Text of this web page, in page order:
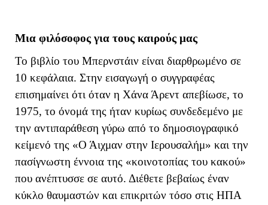
Μια φιλόσοφος για τους καιρούς μας
Το βιβλίο του Μπερνστάιν είναι διαρθρωμένο σε
10 κεφάλαια. Στην εισαγωγή ο συγγραφέας
επισημαίνει ότι όταν η Χάνα Άρεντ απεβίωσε, το
1975, το όνομά της ήταν κυρίως συνδεδεμένο με
την αντιπαράθεση γύρω από το δημοσιογραφικό
κείμενό της «Ο Άιχμαν στην Ιερουσαλήμ» και την
πασίγνωστη έννοια της «κοινοτοπίας του κακού»
που ανέπτυσσε σε αυτό. Διέθετε βεβαίως έναν
κύκλο θαυμαστών και επικριτών τόσο στις ΗΠΑ